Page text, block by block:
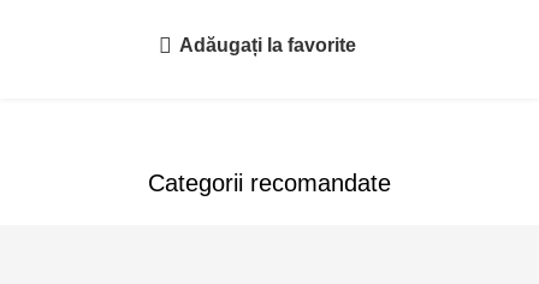
Adăugați la favorite
Categorii recomandate